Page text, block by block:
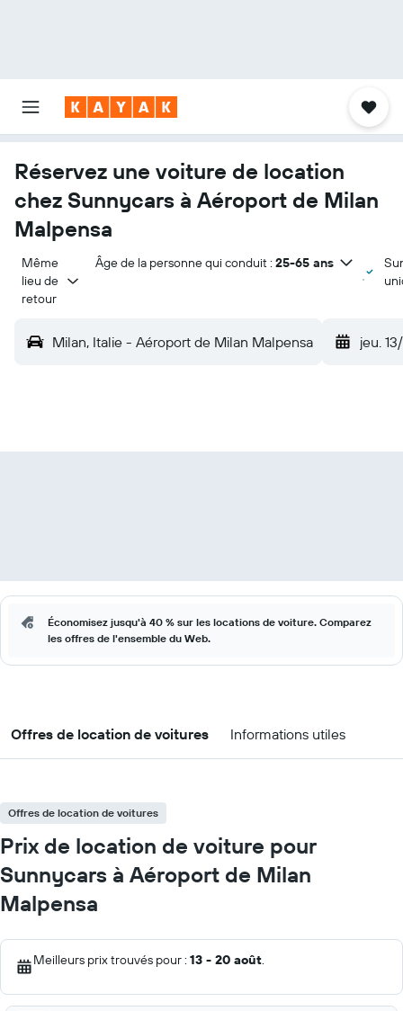
Réservez une voiture de location
chez Sunnycars à Aéroport de Milan
Malpensa
Même
lieu de
retour
Âge de la personne qui conduit : 25-65 ans
Milan, Italie - Aéroport de Milan Malpensa jeu.
Économisez jusqu'à 40 % sur les locations de voiture. Comparez
les offres de l'ensemble du Web.
Offres de location de voitures Informations utiles
Offres de location de voitures
Prix de location de voiture pour
Sunnycars à Aéroport de Milan
Malpensa
Meilleurs prix trouvés pour : 13 - 20 août.